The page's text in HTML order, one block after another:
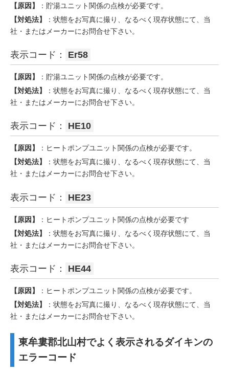
【原因】
：貯湯ユニット関係の点検が必要です。
【対処法】
：状態をお写真に撮り、なるべく現存状態にて、当
社・またはメーカーにお問合せ下さい。
表示コード： Er58
【原因】
：貯湯ユニット関係の点検が必要です。
【対処法】
：状態をお写真に撮り、なるべく現存状態にて、当
社・またはメーカーにお問合せ下さい。
表示コード： HE10
【原因】
：ヒートポンプユニット関係の点検が必要です。
【対処法】
：状態をお写真に撮り、なるべく現存状態にて、当
社・またはメーカーにお問合せ下さい。
表示コード： HE23
【原因】
：ヒートポンプユニット関係の点検が必要です
【対処法】
：状態をお写真に撮り、なるべく現存状態にて、当
社・またはメーカーにお問合せ下さい。
表示コード： HE44
【原因】
：ヒートポンプユニット関係の点検が必要です。
【対処法】
：状態をお写真に撮り、なるべく現存状態にて、当
社・またはメーカーにお問合せ下さい。
東牟婁郡北山村でよく表示されるダイキンの
エラーコード